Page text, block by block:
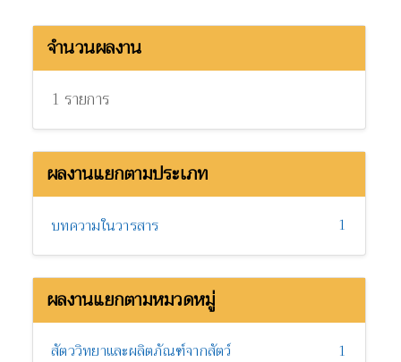
จำนวนผลงาน
1 รายการ
ผลงานแยกตามประเภท
บทความในวารสาร 1
ผลงานแยกตามหมวดหมู่
สัตววิทยาและผลิตภัณฑ์จากสัตว์ 1